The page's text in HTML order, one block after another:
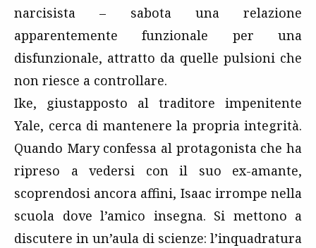
narcisista – sabota una relazione
apparentemente funzionale per una
disfunzionale, attratto da quelle pulsioni che
non riesce a controllare.
Ike, giustapposto al traditore impenitente
Yale, cerca di mantenere la propria integrità.
Quando Mary confessa al protagonista che ha
ripreso a vedersi con il suo ex-amante,
scoprendosi ancora affini, Isaac irrompe nella
scuola dove l’amico insegna. Si mettono a
discutere in un’aula di scienze: l’inquadratura